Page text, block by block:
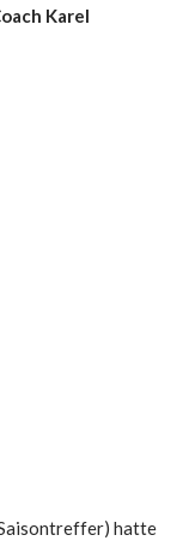
Karel
hatte